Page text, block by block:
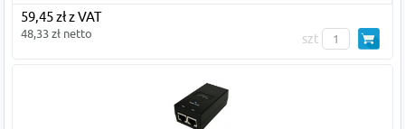
59,45 zł z VAT
48,33 zł netto szt